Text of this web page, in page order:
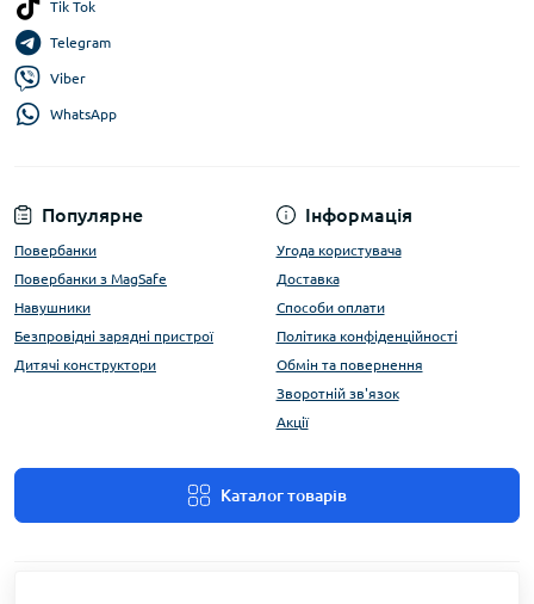
Популярне
Повербанки
Повербанки з MagSafe
Навушники
Безпровідні зарядні пристрої
Дитячі конструктори
Інформація
Угода користувача
Доставка
Способи оплати
Політика конфіденційності
Обмін та повернення
Зворотній зв'язок
Акції
Каталог товарів
Tik Tok
Telegram
Viber
WhatsApp